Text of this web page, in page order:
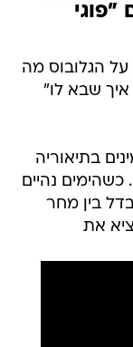
"פוגי
על הגלובוס מה
איך שבא לו"
בתיאוריה
נהיים
בין מחר
את